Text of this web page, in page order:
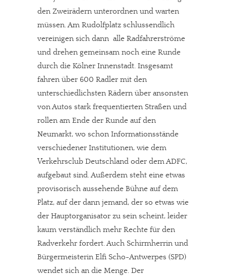
den Zweirädern unterordnen und warten
müssen. Am Rudolfplatz schlussendlich
vereinigen sich dann alle Radfahrerströme
und drehen gemeinsam noch eine Runde
durch die Kölner Innenstadt. Insgesamt
fahren über 600 Radler mit den
unterschiedlichsten Rädern über ansonsten
von Autos stark frequentierten Straßen und
rollen am Ende der Runde auf den
Neumarkt, wo schon Informationsstände
verschiedener Institutionen, wie dem
Verkehrsclub Deutschland oder dem ADFC,
aufgebaut sind. Außerdem steht eine etwas
provisorisch aussehende Bühne auf dem
Platz, auf der dann jemand, der so etwas wie
der Hauptorganisator zu sein scheint, leider
kaum verständlich mehr Rechte für den
Radverkehr fordert. Auch Schirmherrin und
Bürgermeisterin Elfi Scho-Antwerpes (SPD)
wendet sich an die Menge. Der